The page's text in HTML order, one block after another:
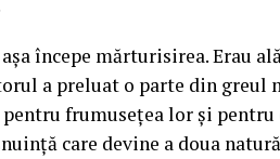
așa începe mărturisirea. Erau
a preluat o parte din greul
frumusețea lor și
care devine a doua